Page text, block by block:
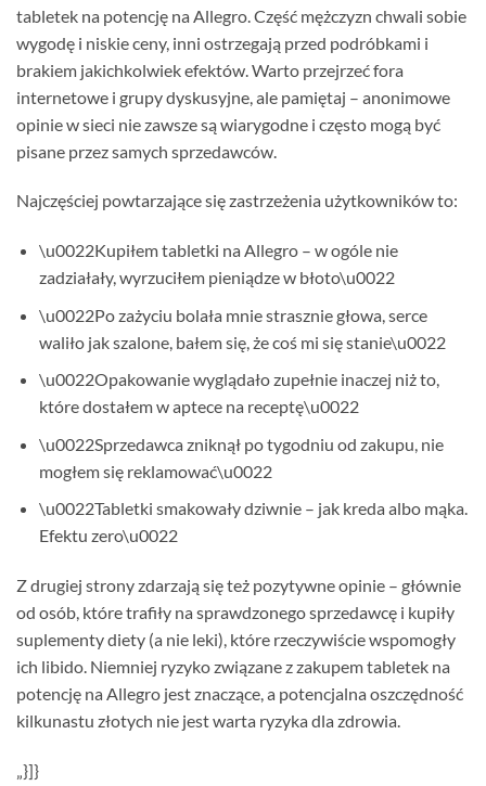
tabletek na potencję na Allegro. Część mężczyzn chwali sobie
wygodę i niskie ceny, inni ostrzegają przed podróbkami i
brakiem jakichkolwiek efektów. Warto przejrzeć fora
internetowe i grupy dyskusyjne, ale pamiętaj – anonimowe
opinie w sieci nie zawsze są wiarygodne i często mogą być
pisane przez samych sprzedawców.
Najczęściej powtarzające się zastrzeżenia użytkowników to:
\u0022Kupiłem tabletki na Allegro – w ogóle nie
zadziałały, wyrzuciłem pieniądze w błoto\u0022
\u0022Po zażyciu bolała mnie strasznie głowa, serce
waliło jak szalone, bałem się, że coś mi się stanie\u0022
\u0022Opakowanie wyglądało zupełnie inaczej niż to,
które dostałem w aptece na receptę\u0022
\u0022Sprzedawca zniknął po tygodniu od zakupu, nie
mogłem się reklamować\u0022
\u0022Tabletki smakowały dziwnie – jak kreda albo mąka.
Efektu zero\u0022
Z drugiej strony zdarzają się też pozytywne opinie – głównie
od osób, które trafiły na sprawdzonego sprzedawcę i kupiły
suplementy diety (a nie leki), które rzeczywiście wspomogły
ich libido. Niemniej ryzyko związane z zakupem tabletek na
potencję na Allegro jest znaczące, a potencjalna oszczędność
kilkunastu złotych nie jest warta ryzyka dla zdrowia.
„}]}